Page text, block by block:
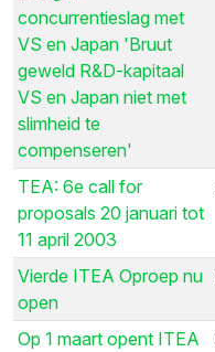
concurrentieslag met
VS en Japan 'Bruut
geweld R&D-kapitaal
VS en Japan niet met
slimheid te
compenseren'
TEA: 6e call for
proposals 20 januari tot
11 april 2003
Vierde ITEA Oproep nu
open
Op 1 maart opent ITEA